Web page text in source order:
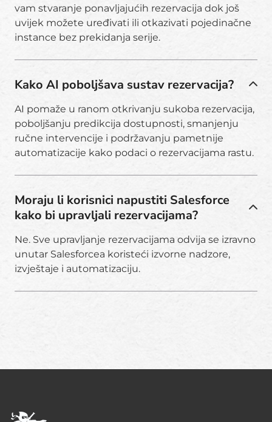
vam stvaranje ponavljajućih rezervacija dok još
uvijek možete uređivati ili otkazivati pojedinačne
instance bez prekidanja serije.
Kako AI poboljšava sustav rezervacija?
AI pomaže u ranom otkrivanju sukoba rezervacija,
poboljšanju predikcija dostupnosti, smanjenju
ručne intervencije i podržavanju pametnije
automatizacije kako podaci o rezervacijama rastu.
Moraju li korisnici napustiti Salesforce
kako bi upravljali rezervacijama?
Ne. Sve upravljanje rezervacijama odvija se izravno
unutar Salesforcea koristeći izvorne nadzore,
izvještaje i automatizaciju.